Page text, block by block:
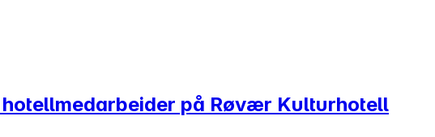
på Røvær Kulturhotell